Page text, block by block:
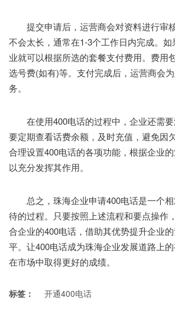
提交申请后，运营商会对资料进行审
不会太长，通常在1-3个工作日内完成。
业就可以根据所选的套餐支付费用。费用
选号费(如有)等。支付完成后，运营商会为
务。
在使用400电话的过程中，企业还需要
要定期查看话费余额，及时充值，避免因
合理设置400电话的各项功能，根据企业
以充分发挥其作用。
总之，珠海企业申请400电话是一个相
待的过程。只要按照上述流程和要点操作
合企业的400电话，借助其优势提升企业
平。让400电话成为珠海企业发展道路上
在市场中取得更好的成绩。
标签： 开通400电话